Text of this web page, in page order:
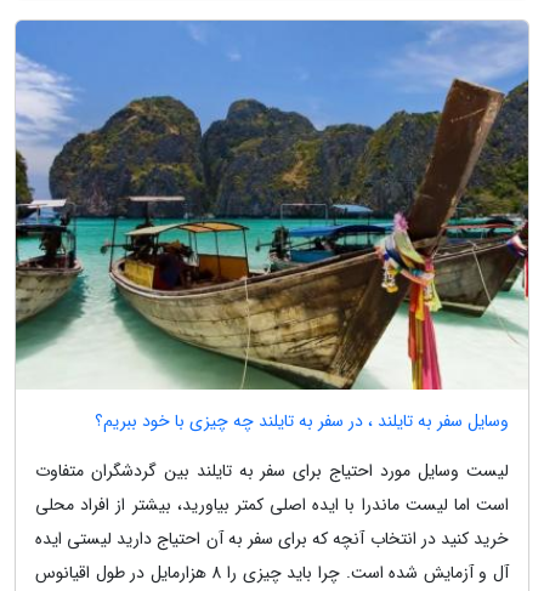
وسایل سفر به تایلند ، در سفر به تایلند چه چیزی با خود ببریم؟
لیست وسایل مورد احتیاج برای سفر به تایلند بین گردشگران متفاوت
است اما لیست ماندرا با ایده اصلی کمتر بیاورید، بیشتر از افراد محلی
خرید کنید در انتخاب آنچه که برای سفر به آن احتیاج دارید لیستی ایده
آل و آزمایش شده است. چرا باید چیزی را 8 هزارمایل در طول اقیانوس